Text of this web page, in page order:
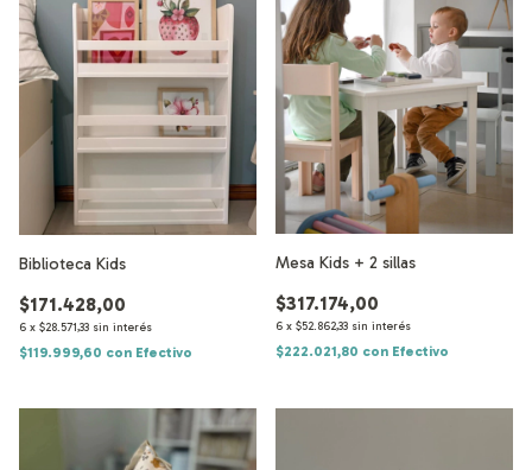
Biblioteca Kids
$171.428,00
6 x $28.571,33 sin interés
$119.999,60 con Efectivo
Mesa Kids + 2 sillas
$317.174,00
6 x $52.862,33 sin interés
$222.021,80 con Efectivo